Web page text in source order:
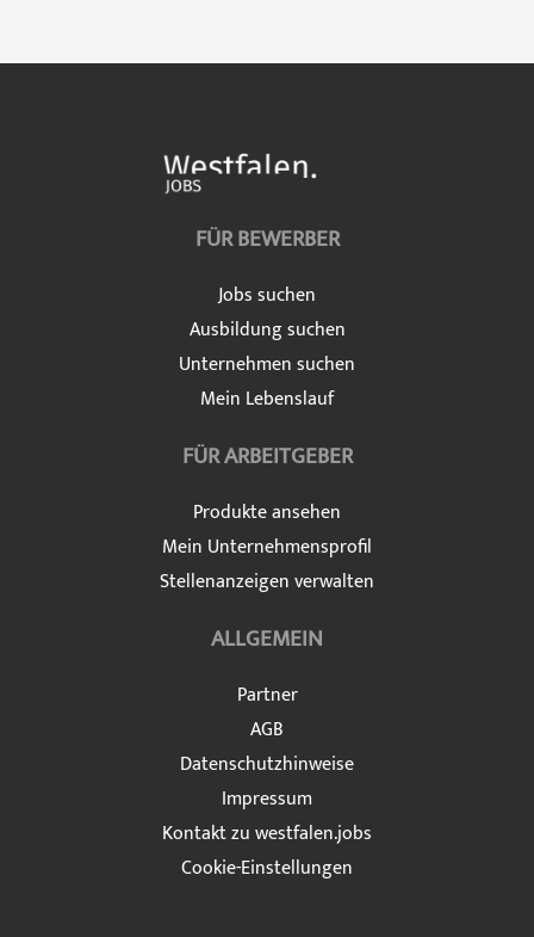
FÜR BEWERBER
Jobs suchen
Ausbildung suchen
Unternehmen suchen
Mein Lebenslauf
FÜR ARBEITGEBER
Produkte ansehen
Mein Unternehmensprofil
Stellenanzeigen verwalten
ALLGEMEIN
Partner
AGB
Datenschutzhinweise
Impressum
Kontakt zu westfalen.jobs
Cookie-Einstellungen